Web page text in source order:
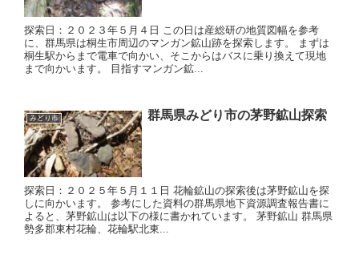
探索日：２０２３年５月４日 この日は産総研の地質図幅を参考
に、群馬県は桐生市周辺のマンガン鉱山跡を探索します。 まずは
桐生駅からまで電車で向かい、そこからはバスに乗り換えて現地
まで向かいます。 目指すマンガン鉱...
みどり市 群馬県みどり市の茅野鉱山探索
探索日：２０２５年５月１１日 花輪鉱山の探索後は茅野鉱山を探
しに向かいます。 参考にした資料の群馬県地下資源調査報告書に
よると、茅野鉱山は以下の様に書かれています。 茅野鉱山 群馬県
勢多郡東村花輪、花輪駅北東...